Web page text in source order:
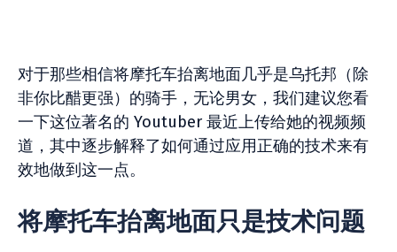
对于那些相信将摩托车抬离地面几乎是乌托邦（除
非你比醋更强）的骑手，无论男女，我们建议您看
一下这位著名的 Youtuber 最近上传给她的视频频
道，其中逐步解释了如何通过应用正确的技术来有
效地做到这一点。
将摩托车抬离地面只是技术问题